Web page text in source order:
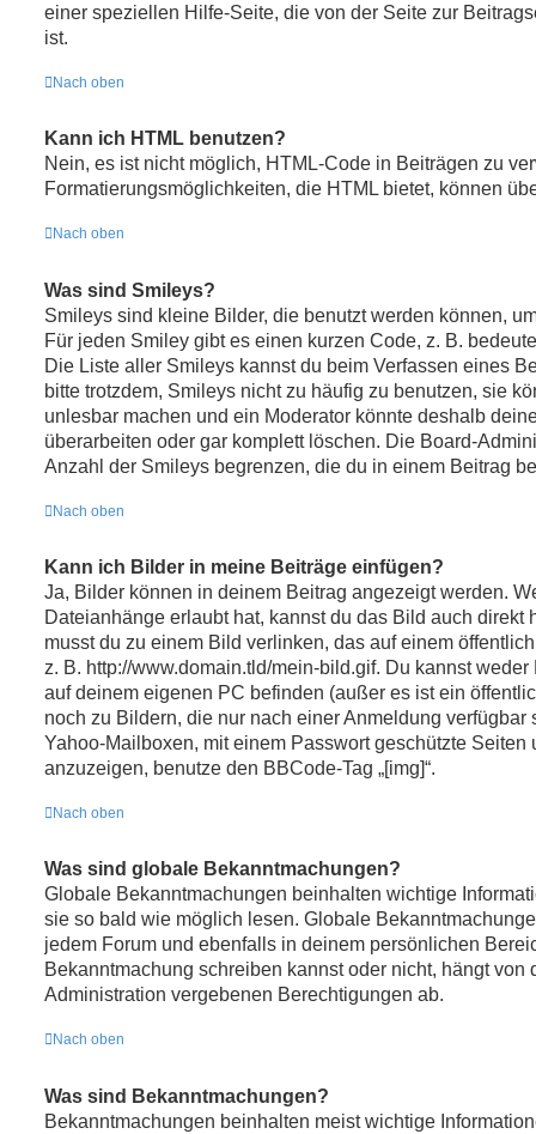
einer speziellen Hilfe-Seite, die von der Seite zur
ist.
Nach oben
Kann ich HTML benutzen?
Nein, es ist nicht möglich, HTML-Code in Beiträgen zu
Formatierungsmöglichkeiten, die HTML bietet, können
Nach oben
Was sind Smileys?
Smileys sind kleine Bilder, die benutzt werden können,
Für jeden Smiley gibt es einen kurzen Code, z. B.
Die Liste aller Smileys kannst du beim Verfassen eines
bitte trotzdem, Smileys nicht zu häufig zu benutzen, sie
unlesbar machen und ein Moderator könnte deshalb
überarbeiten oder gar komplett löschen. Die Board-
Anzahl der Smileys begrenzen, die du in einem Beitrag
Nach oben
Kann ich Bilder in meine Beiträge einfügen?
Ja, Bilder können in deinem Beitrag angezeigt werden.
Dateianhänge erlaubt hat, kannst du das Bild auch direkt
musst du zu einem Bild verlinken, das auf einem
z. B. http://www.domain.tld/mein-bild.gif. Du kannst
auf deinem eigenen PC befinden (außer es ist ein
noch zu Bildern, die nur nach einer Anmeldung verfügbar
Yahoo-Mailboxen, mit einem Passwort geschützte Seiten
anzuzeigen, benutze den BBCode-Tag „[img]“.
Nach oben
Was sind globale Bekanntmachungen?
Globale Bekanntmachungen beinhalten wichtige
sie so bald wie möglich lesen. Globale
jedem Forum und ebenfalls in deinem persönlichen
Bekanntmachung schreiben kannst oder nicht, hängt von
Administration vergebenen Berechtigungen ab.
Nach oben
Was sind Bekanntmachungen?
Bekanntmachungen beinhalten meist wichtige